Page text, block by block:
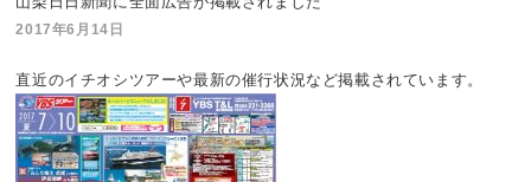
2017年6月14日
直近のイチオシツアーや最新の催行状況など掲載されています。